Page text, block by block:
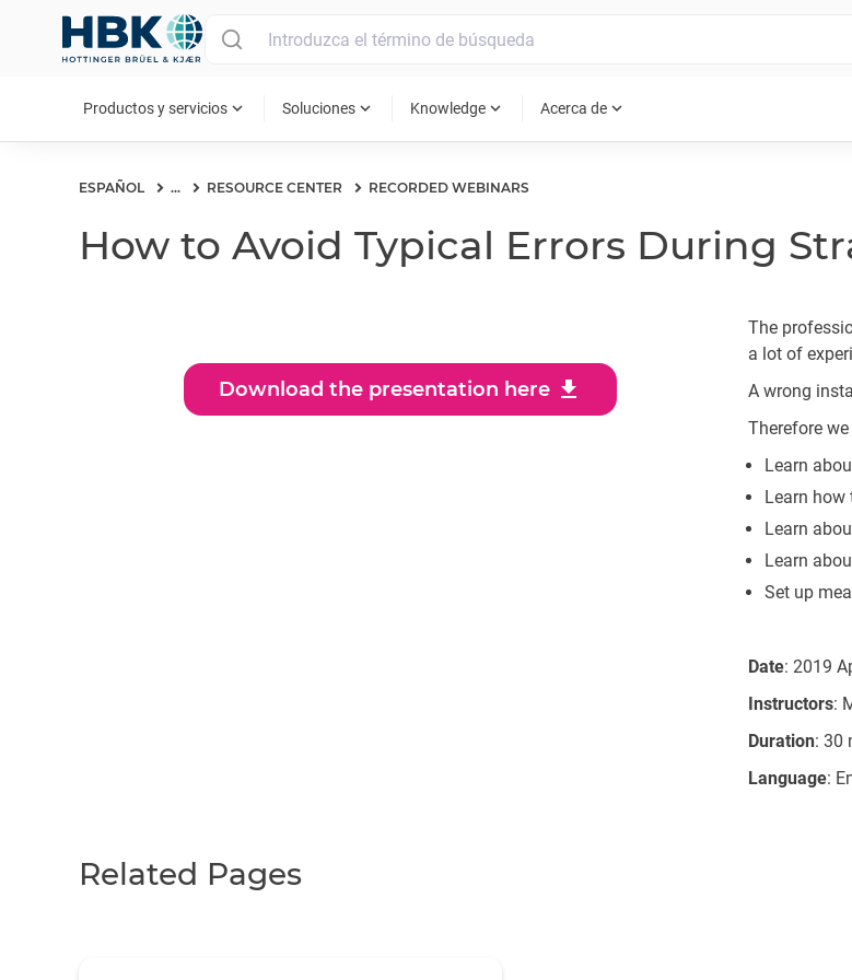
Productos y servicios expand_more Soluciones expand_more Knowledge expand_more Acerca de expand_more
ESPAÑOL ... RESOURCE CENTER RECORDED WEBINARS
How to Avoid Typical Errors During
Download the presentation here download
The
a lot of
A wrong
Therefore
Learn
Learn
Learn
Learn
Set up
Date: 2019
Instructors:
Duration: 30
Language:
Related Pages